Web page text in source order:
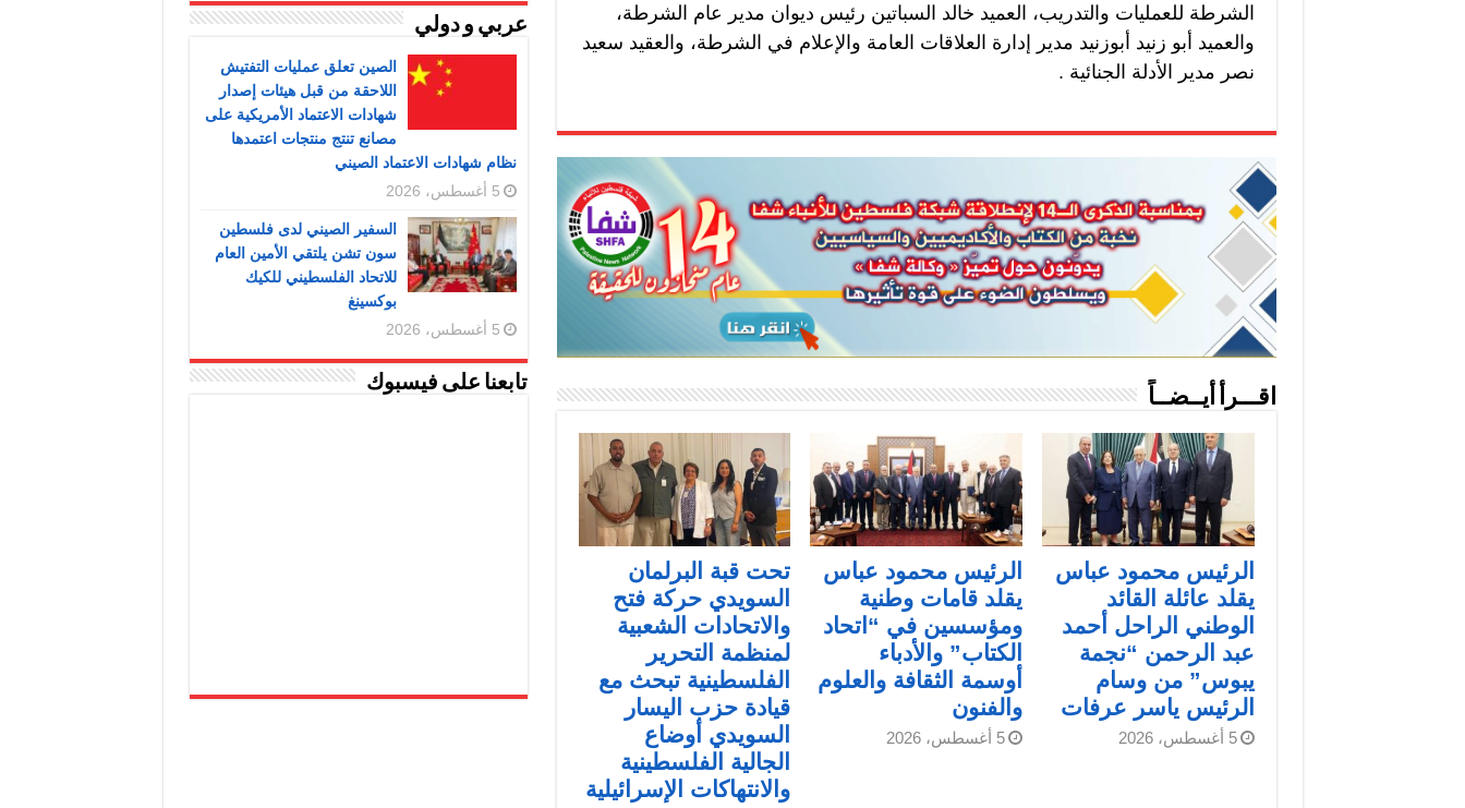
الشرطة للعمليات والتدريب، العميد خالد السباتين رئيس ديوان مدير عام الشرطة،
والعميد أبو زنيد أبوزنيد مدير إدارة العلاقات العامة والإعلام في الشرطة، والعقيد سعيد
نصر مدير الأدلة الجنائية .
اقـــرأ أيــضــاً
الرئيس محمود عباس
يقلد عائلة القائد
الوطني الراحل أحمد
عبد الرحمن “نجمة
يبوس” من وسام
الرئيس ياسر عرفات
5 أغسطس، 2026
الرئيس محمود عباس
يقلد قامات وطنية
ومؤسسين في “اتحاد
الكتاب” والأدباء
أوسمة الثقافة والعلوم
والفنون
5 أغسطس، 2026
تحت قبة البرلمان
السويدي حركة فتح
والاتحادات الشعبية
لمنظمة التحرير
الفلسطينية تبحث مع
قيادة حزب اليسار
السويدي أوضاع
الجالية الفلسطينية
والانتهاكات الإسرائيلية
عربي و دولي
الصين تعلق عمليات التفتيش
اللاحقة من قبل هيئات إصدار
شهادات الاعتماد الأمريكية على
مصانع تنتج منتجات اعتمدها
نظام شهادات الاعتماد الصيني
5 أغسطس، 2026
السفير الصيني لدى فلسطين
سون تشن يلتقي الأمين العام
للاتحاد الفلسطيني للكيك
بوكسينغ
5 أغسطس، 2026
تابعنا على فيسبوك